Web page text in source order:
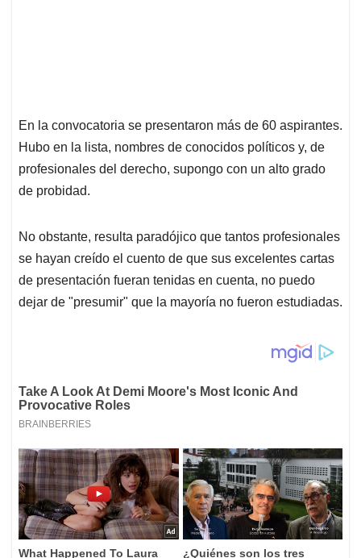
En la convocatoria se presentaron más de 60 aspirantes.
Hubo en la lista, nombres de conocidos políticos y, de
profesionales del derecho, supongo con un alto grado
de probidad.
No obstante, resulta paradójico que tantos profesionales
se hayan creído el cuento de que sus excelentes cartas
de presentación fueran tenidas en cuenta, no puedo
dejar de "presumir" que la mayoría no fueron estudiadas.